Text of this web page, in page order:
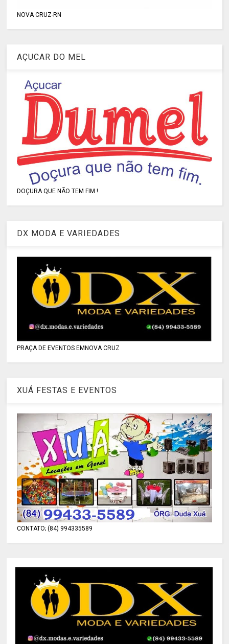
NOVA CRUZ-RN
AÇUCAR DO MEL
DOÇURA QUE NÃO TEM FIM !
DX MODA E VARIEDADES
PRAÇA DE EVENTOS EMNOVA CRUZ
XUÁ FESTAS E EVENTOS
CONTATO; (84) 994335589